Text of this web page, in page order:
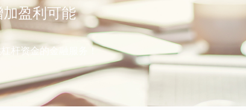
盈利可能
杆资金的金融服务！